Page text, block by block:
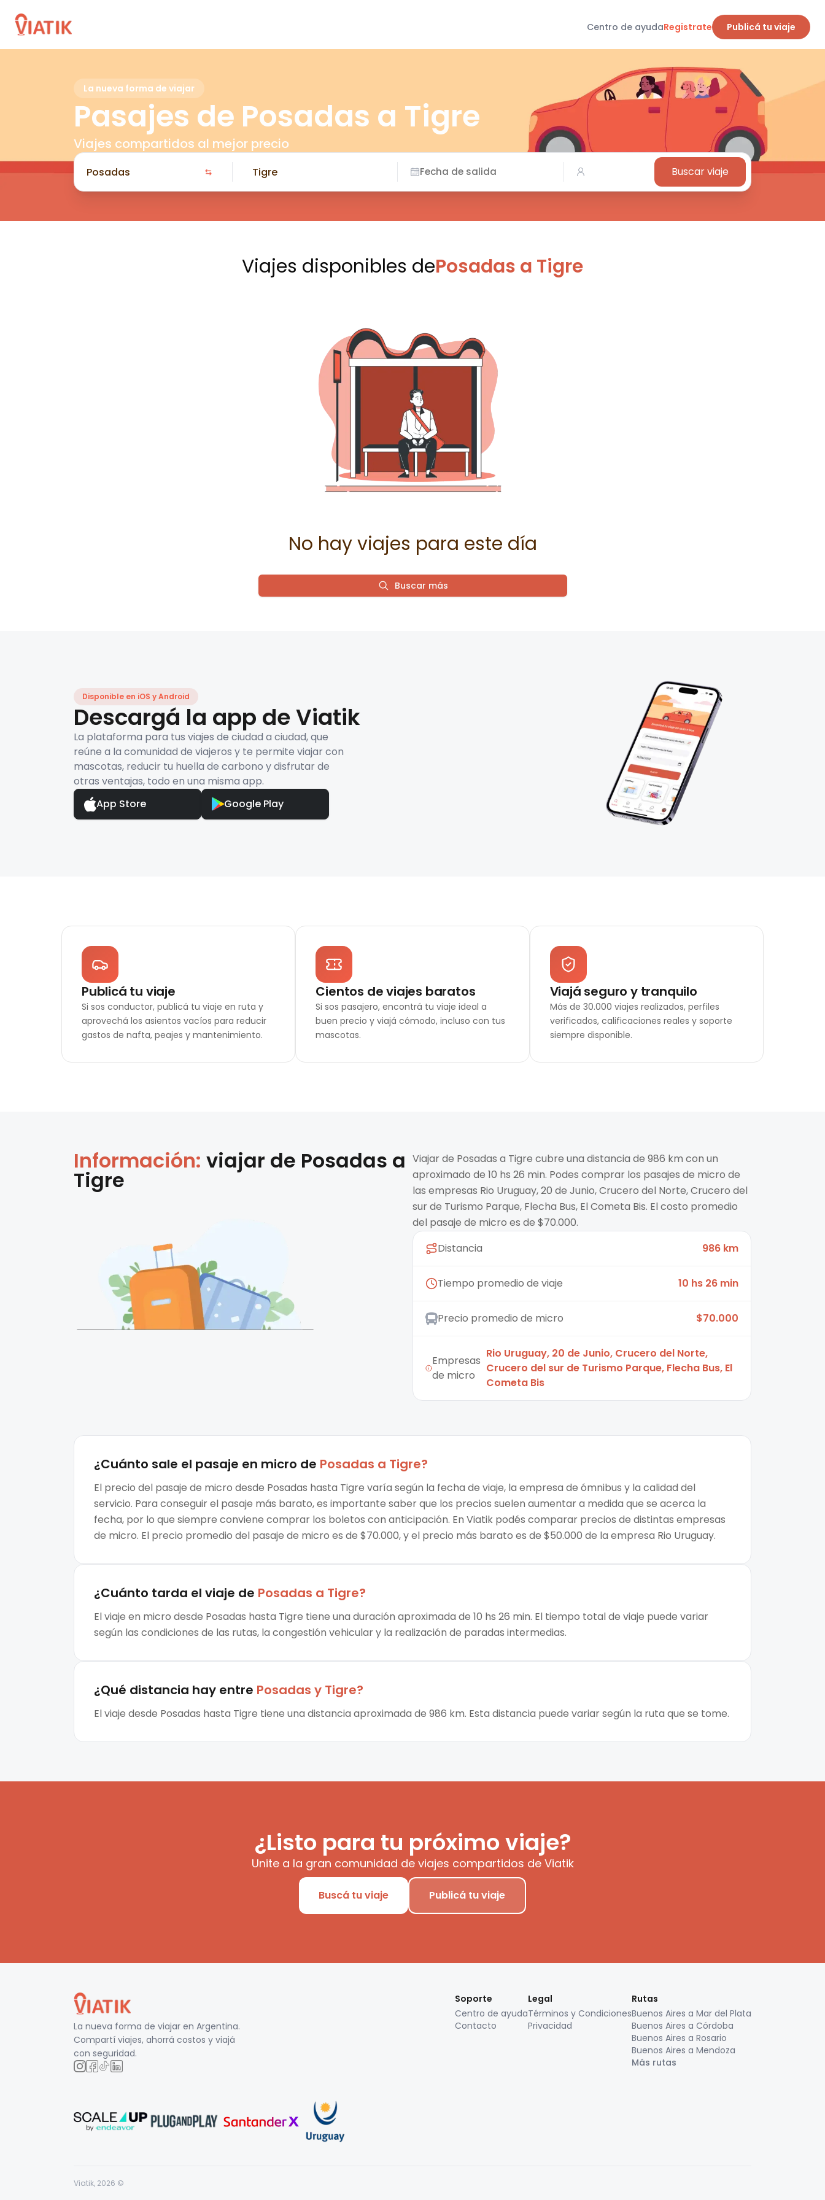
Centro de ayudaRegistrate Publicá tu viaje
La nueva forma de viajar
Pasajes de Posadas a Tigre
Viajes compartidos al mejor precio
Fecha de salida Buscar viaje
Viajes disponibles dePosadas a Tigre
No hay viajes para este día
Buscar más
Disponible en iOS y Android
Descargá la app de Viatik
La plataforma para tus viajes de ciudad a ciudad, que
reúne a la comunidad de viajeros y te permite viajar con
mascotas, reducir tu huella de carbono y disfrutar de
otras ventajas, todo en una misma app.
App Store
Google Play
Publicá tu viaje
Si sos conductor, publicá tu viaje en ruta y
aprovechá los asientos vacíos para reducir
gastos de nafta, peajes y mantenimiento.
Cientos de viajes baratos
Si sos pasajero, encontrá tu viaje ideal a
buen precio y viajá cómodo, incluso con tus
mascotas.
Viajá seguro y tranquilo
Más de 30.000 viajes realizados, perfiles
verificados, calificaciones reales y soporte
siempre disponible.
Información: viajar de Posadas a
Tigre
Viajar de Posadas a Tigre cubre una distancia de 986 km con un
aproximado de 10 hs 26 min. Podes comprar los pasajes de micro de
las empresas Rio Uruguay, 20 de Junio, Crucero del Norte, Crucero del
sur de Turismo Parque, Flecha Bus, El Cometa Bis. El costo promedio
del pasaje de micro es de $70.000.
Distancia
986 km
Tiempo promedio de viaje 10 hs 26 min
Precio promedio de micro $70.000
Empresas
de micro
Rio Uruguay, 20 de Junio, Crucero del Norte,
Crucero del sur de Turismo Parque, Flecha Bus, El
Cometa Bis
¿Cuánto sale el pasaje en micro de Posadas a Tigre?
El precio del pasaje de micro desde Posadas hasta Tigre varía según la fecha de viaje, la empresa de ómnibus y la calidad del
servicio. Para conseguir el pasaje más barato, es importante saber que los precios suelen aumentar a medida que se acerca la
fecha, por lo que siempre conviene comprar los boletos con anticipación. En Viatik podés comparar precios de distintas empresas
de micro. El precio promedio del pasaje de micro es de $70.000, y el precio más barato es de $50.000 de la empresa Rio Uruguay.
¿Cuánto tarda el viaje de Posadas a Tigre?
El viaje en micro desde Posadas hasta Tigre tiene una duración aproximada de 10 hs 26 min. El tiempo total de viaje puede variar
según las condiciones de las rutas, la congestión vehicular y la realización de paradas intermedias.
¿Qué distancia hay entre Posadas y Tigre?
El viaje desde Posadas hasta Tigre tiene una distancia aproximada de 986 km. Esta distancia puede variar según la ruta que se tome.
¿Listo para tu próximo viaje?
Unite a la gran comunidad de viajes compartidos de Viatik
Buscá tu viaje Publicá tu viaje
La nueva forma de viajar en Argentina.
Compartí viajes, ahorrá costos y viajá
con seguridad.
Soporte
Centro de ayuda
Contacto
Legal
Términos y Condiciones
Privacidad
Rutas
Buenos Aires a Mar del Plata
Buenos Aires a Córdoba
Buenos Aires a Rosario
Buenos Aires a Mendoza
Más rutas
Viatik, 2026 ©